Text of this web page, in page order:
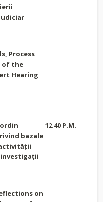
Process
of the
Hearing
bazale
investigații
on
12.40 P.M.